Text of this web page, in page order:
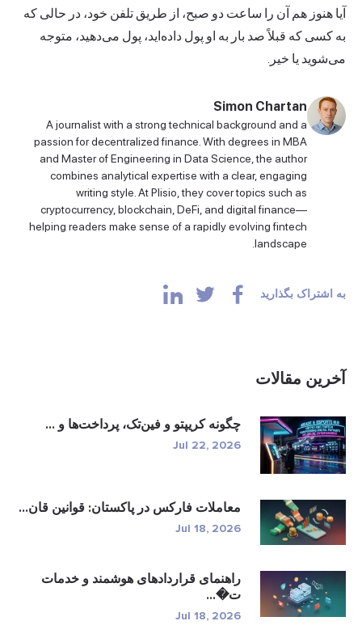
آیا هنوز هم آن را ساعت دو صبح، از طریق تلفن خود، در حالی که
به کسی که قبلاً صد بار به او پول داده‌اید، پول می‌دهید، متوجه
می‌شوید یا خیر.
Simon Chartan
A journalist with a strong technical background and a
passion for decentralized finance. With degrees in MBA
and Master of Engineering in Data Science, the author
combines analytical expertise with a clear, engaging
writing style. At Plisio, they cover topics such as
cryptocurrency, blockchain, DeFi, and digital finance—
helping readers make sense of a rapidly evolving fintech
landscape.
به اشتراک بگذارید
آخرین مقالات
چگونه کریپتو و فین‌تک، پرداخت‌ها و ...
Jul 22, 2026
معاملات فارکس در پاکستان: قوانین قان...
Jul 18, 2026
راهنمای قراردادهای هوشمند و خدمات
ت�...
Jul 18, 2026